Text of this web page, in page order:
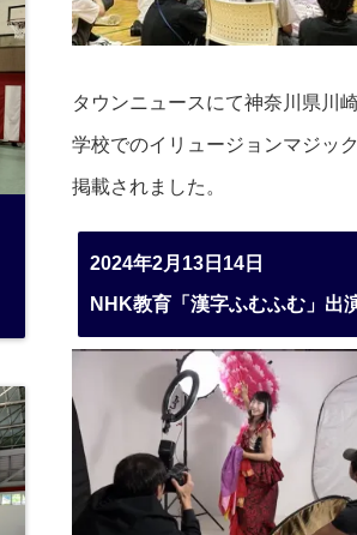
タウンニュースにて神奈川県川
学校でのイリュージョンマジッ
掲載されました。
2024年2月13日14日
NHK教育「漢字ふむふむ」出